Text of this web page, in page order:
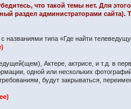
что такой темы нет. Для
раздел администраторами
названиями типа «Где найти
Актере, актрисе, и т.д. в
одной или нескольких
будут закрываться,